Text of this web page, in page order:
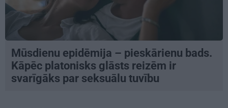
Mūsdienu epidēmija – pieskārienu bads.
Kāpēc platonisks glāsts reizēm ir
svarīgāks par seksuālu tuvību